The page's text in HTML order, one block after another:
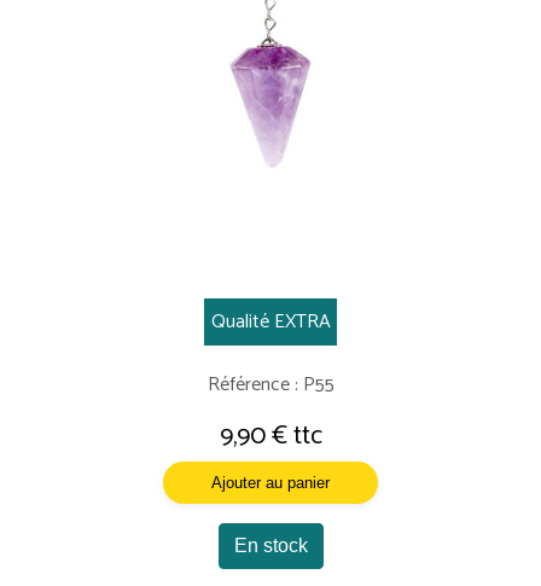
Qualité EXTRA
Référence : P55
9,90 € ttc
Ajouter au panier
En stock